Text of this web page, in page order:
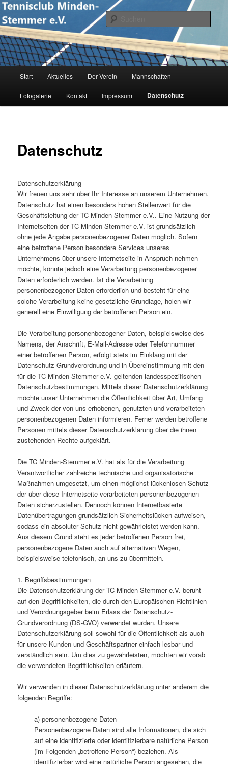
Zum
primären
Inhalt
springenTennisclub Minden-Stemmer e.V.
Start Aktuelles Der Verein Mannschaften
Fotogalerie Kontakt Impressum Datenschutz
Datenschutz
Datenschutzerklärung
Wir freuen uns sehr über Ihr Interesse an unserem Unternehmen.
Datenschutz hat einen besonders hohen Stellenwert für die
Geschäftsleitung der TC Minden-Stemmer e.V.. Eine Nutzung der
Internetseiten der TC Minden-Stemmer e.V. ist grundsätzlich
ohne jede Angabe personenbezogener Daten möglich. Sofern
eine betroffene Person besondere Services unseres
Unternehmens über unsere Internetseite in Anspruch nehmen
möchte, könnte jedoch eine Verarbeitung personenbezogener
Daten erforderlich werden. Ist die Verarbeitung
personenbezogener Daten erforderlich und besteht für eine
solche Verarbeitung keine gesetzliche Grundlage, holen wir
generell eine Einwilligung der betroffenen Person ein.
Die Verarbeitung personenbezogener Daten, beispielsweise des
Namens, der Anschrift, E-Mail-Adresse oder Telefonnummer
einer betroffenen Person, erfolgt stets im Einklang mit der
Datenschutz-Grundverordnung und in Übereinstimmung mit den
für die TC Minden-Stemmer e.V. geltenden landesspezifischen
Datenschutzbestimmungen. Mittels dieser Datenschutzerklärung
möchte unser Unternehmen die Öffentlichkeit über Art, Umfang
und Zweck der von uns erhobenen, genutzten und verarbeiteten
personenbezogenen Daten informieren. Ferner werden betroffene
Personen mittels dieser Datenschutzerklärung über die ihnen
zustehenden Rechte aufgeklärt.
Die TC Minden-Stemmer e.V. hat als für die Verarbeitung
Verantwortlicher zahlreiche technische und organisatorische
Maßnahmen umgesetzt, um einen möglichst lückenlosen Schutz
der über diese Internetseite verarbeiteten personenbezogenen
Daten sicherzustellen. Dennoch können Internetbasierte
Datenübertragungen grundsätzlich Sicherheitslücken aufweisen,
sodass ein absoluter Schutz nicht gewährleistet werden kann.
Aus diesem Grund steht es jeder betroffenen Person frei,
personenbezogene Daten auch auf alternativen Wegen,
beispielsweise telefonisch, an uns zu übermitteln.
1. Begriffsbestimmungen
Die Datenschutzerklärung der TC Minden-Stemmer e.V. beruht
auf den Begrifflichkeiten, die durch den Europäischen Richtlinien-
und Verordnungsgeber beim Erlass der Datenschutz-
Grundverordnung (DS-GVO) verwendet wurden. Unsere
Datenschutzerklärung soll sowohl für die Öffentlichkeit als auch
für unsere Kunden und Geschäftspartner einfach lesbar und
verständlich sein. Um dies zu gewährleisten, möchten wir vorab
die verwendeten Begrifflichkeiten erläutern.
Wir verwenden in dieser Datenschutzerklärung unter anderem die
folgenden Begriffe:
a) personenbezogene Daten
Personenbezogene Daten sind alle Informationen, die sich
auf eine identifizierte oder identifizierbare natürliche Person
(im Folgenden „betroffene Person“) beziehen. Als
identifizierbar wird eine natürliche Person angesehen, die